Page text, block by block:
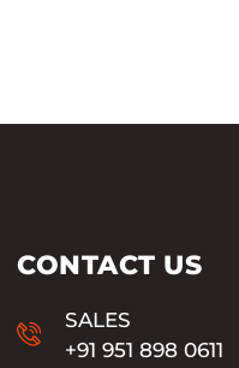
CONTACT US
SALES
+91 951 898 0611